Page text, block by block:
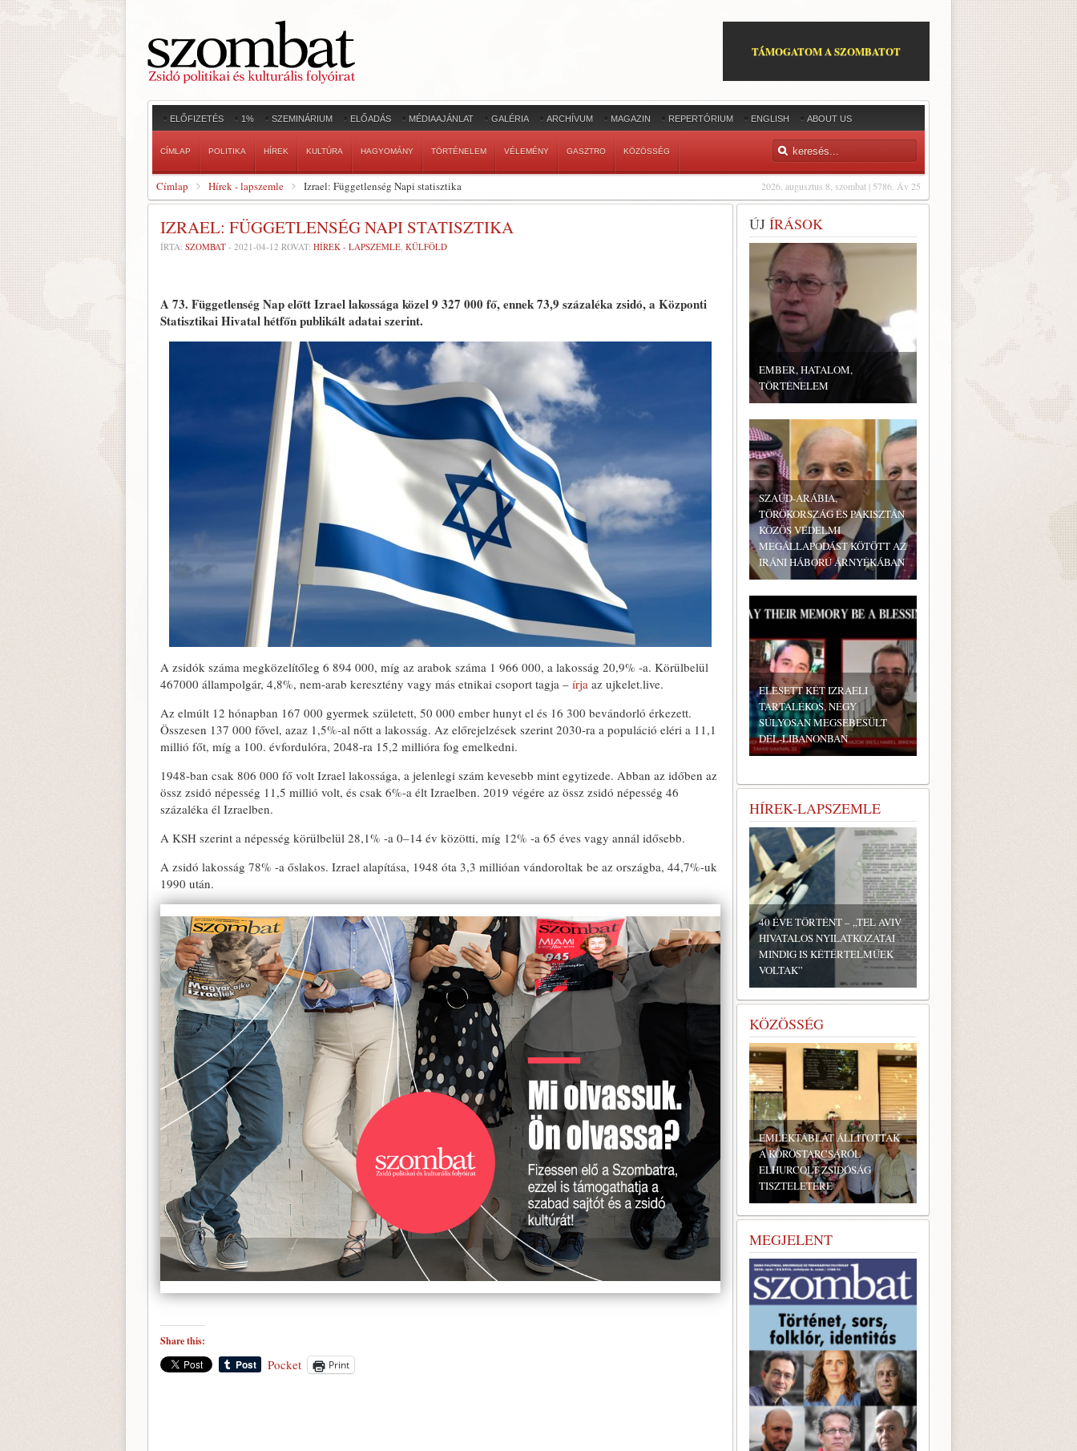
TÁMOGATOM A SZOMBATOT
ELŐFIZETÉS 1% SZEMINÁRIUM ELŐADÁS MÉDIAAJÁNLAT GALÉRIA ARCHÍVUM MAGAZIN REPERTÓRIUM ENGLISH ABOUT US
CÍMLAP POLITIKA HÍREK KULTÚRA HAGYOMÁNY TÖRTÉNELEM VÉLEMÉNY GASZTRO KÖZÖSSÉG
2026. augusztus 8, szombat | 5786. Áv 25
Címlap Hírek - lapszemle Izrael: Függetlenség Napi statisztika
IZRAEL: FÜGGETLENSÉG NAPI STATISZTIKA
ÍRTA: SZOMBAT - 2021-04-12 ROVAT: HÍREK - LAPSZEMLE, KÜLFÖLD
A 73. Függetlenség Nap előtt Izrael lakossága közel 9 327 000 fő, ennek 73,9 százaléka zsidó, a Központi
Statisztikai Hivatal hétfőn publikált adatai szerint.
A zsidók száma megközelítőleg 6 894 000, míg az arabok száma 1 966 000, a lakosság 20,9% -a. Körülbelül
467000 állampolgár, 4,8%, nem-arab keresztény vagy más etnikai csoport tagja – írja az ujkelet.live.
Az elmúlt 12 hónapban 167 000 gyermek született, 50 000 ember hunyt el és 16 300 bevándorló érkezett.
Összesen 137 000 fővel, azaz 1,5%-al nőtt a lakosság. Az előrejelzések szerint 2030-ra a populáció eléri a 11,1
millió főt, míg a 100. évfordulóra, 2048-ra 15,2 millióra fog emelkedni.
1948-ban csak 806 000 fő volt Izrael lakossága, a jelenlegi szám kevesebb mint egytizede. Abban az időben az
össz zsidó népesség 11,5 millió volt, és csak 6%-a élt Izraelben. 2019 végére az össz zsidó népesség 46
százaléka él Izraelben.
A KSH szerint a népesség körülbelül 28,1% -a 0–14 év közötti, míg 12% -a 65 éves vagy annál idősebb.
A zsidó lakosság 78% -a őslakos. Izrael alapítása, 1948 óta 3,3 millióan vándoroltak be az országba, 44,7%-uk
1990 után.
Share this:
Pocket Print
ÚJ ÍRÁSOK
EMBER, HATALOM,
TÖRTÉNELEM
SZAÚD-ARÁBIA,
TÖRÖKORSZÁG ÉS PAKISZTÁN
KÖZÖS VÉDELMI
MEGÁLLAPODÁST KÖTÖTT AZ
IRÁNI HÁBORÚ ÁRNYÉKÁBAN
ELESETT KÉT IZRAELI
TARTALÉKOS, NÉGY
SÚLYOSAN MEGSEBESÜLT
DÉL-LIBANONBAN
HÍREK-LAPSZEMLE
40 ÉVE TÖRTÉNT – „TEL AVIV
HIVATALOS NYILATKOZATAI
MINDIG IS KÉTÉRTELMŰEK
VOLTAK”
KÖZÖSSÉG
EMLÉKTÁBLÁT ÁLLÍTOTTAK
A KÖRÖSTARCSÁRÓL
ELHURCOLT ZSIDÓSÁG
TISZTELETÉRE
MEGJELENT